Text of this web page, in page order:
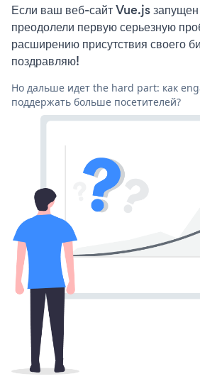
Если ваш веб-сайт Vue.js запущен
преодолели первую серьезную
расширению присутствия своего
поздравляю!
Но дальше идет the hard part: как
поддержать больше посетителей?